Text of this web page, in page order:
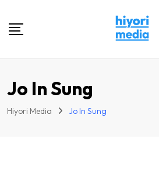
Jo In Sung
Hiyori Media Jo In Sung